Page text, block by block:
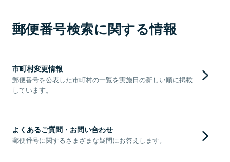
郵便番号検索に関する情報
市町村変更情報
郵便番号を公表した市町村の一覧を実施日の新しい順に掲載
しています。
よくあるご質問・お問い合わせ
郵便番号に関するさまざまな疑問にお答えします。